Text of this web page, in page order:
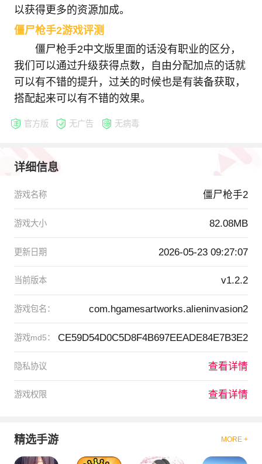
以获得更多的资源加成。
僵尸枪手2游戏评测
僵尸枪手2中文版里面的话没有职业的区分，
我们可以通过升级获得点数，自由分配加点的话就
可以有不错的提升，过关的时候也是有装备获取，
搭配起来可以有不错的效果。
官方版 无广告 无病毒
详细信息
游戏名称 僵尸枪手2
游戏大小 82.08MB
更新日期 2026-05-23 09:27:07
当前版本 v1.2.2
游戏包名： com.hgamesartworks.alieninvasion2
游戏md5： CE59D54D0C5D8F4B697EEADE84E7B3E2
隐私协议 查看详情
游戏权限 查看详情
精选手游 MORE +